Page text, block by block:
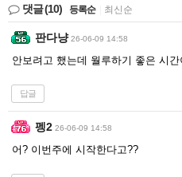
댓글(10) 등록순 최신순
판다냥 26-06-09 14:58
안보려고 했는데 월루하기 좋은 시
답글
펭2 26-06-09 14:58
어? 이번주에 시작한다고??